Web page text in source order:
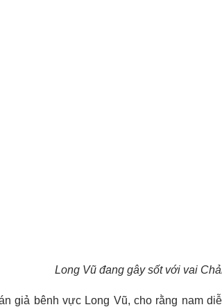
Long Vũ đang gây sốt với vai
giả bênh vực Long Vũ, cho rằng nam